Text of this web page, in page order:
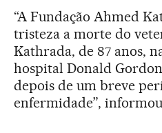
“A Fundação Ahmed
tristeza a morte do
Kathrada, de 87 anos,
hospital Donald
depois de um breve
enfermidade”,